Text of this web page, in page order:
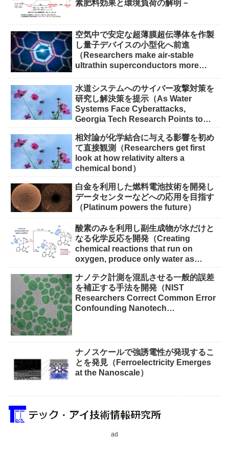
素肥料効果と環境負荷の解明－
空気中で安定な超薄膜超伝導体を作製
し量子デバイスの小型化へ前進
（Researchers make air-stable
ultrathin superconductors more
水道システムへのサイバー攻撃対策を
研究し解決策を提示（As Water
Systems Face Cyberattacks,
Georgia Tech Research Points to
相対論が化学結合に与える影響を初め
て直接観測（Researchers get first
look at how relativity alters a
chemical bond）
白金を利用した燃料電池技術を開発し
データセンターなどへの応用を目指す
（Platinum powers the future）
酸素のみを利用し副生成物が水だけと
なる化学反応を開発（Creating
chemical reactions that run on
oxygen, produce only water as
ナノテク計測を混乱させる一般的誤差
を補正する手法を開発（NIST
Researchers Correct Common Error
Confounding Nanotech
ナノスケールで強誘電性が発現するこ
とを発見（Ferroelectricity Emerges
at the Nanoscale）
ad